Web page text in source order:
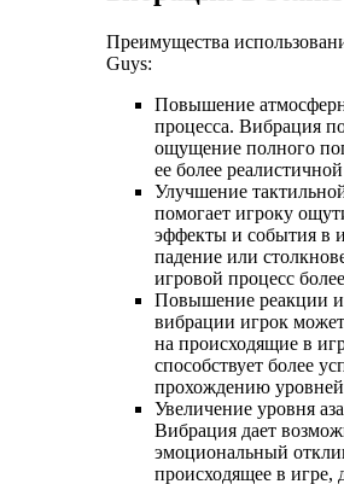
Преимущества
Guys:
Повышение
процесса. Вибрация
ощущение полного
ее более
Улучшение
помогает игроку
эффекты и события в
падение или
игровой процесс
Повышение реакции
вибрации игрок
на происходящие в
способствует более
прохождению
Увеличение уровня
Вибрация дает
эмоциональный
происходящее в игре,